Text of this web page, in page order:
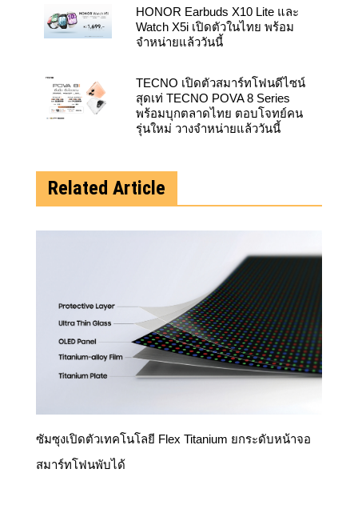
HONOR Earbuds X10 Lite และ
Watch X5i เปิดตัวในไทย พร้อม
จำหน่ายแล้ววันนี้
TECNO เปิดตัวสมาร์ทโฟนดีไซน์
สุดเท่ TECNO POVA 8 Series
พร้อมบุกตลาดไทย ตอบโจทย์คน
รุ่นใหม่ วางจำหน่ายแล้ววันนี้
Related Article
ซัมซุงเปิดตัวเทคโนโลยี Flex Titanium ยกระดับหน้าจอ
สมาร์ทโฟนพับได้